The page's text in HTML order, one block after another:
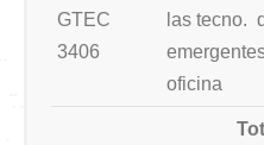
GTEC
3406
las tecno.
oficina